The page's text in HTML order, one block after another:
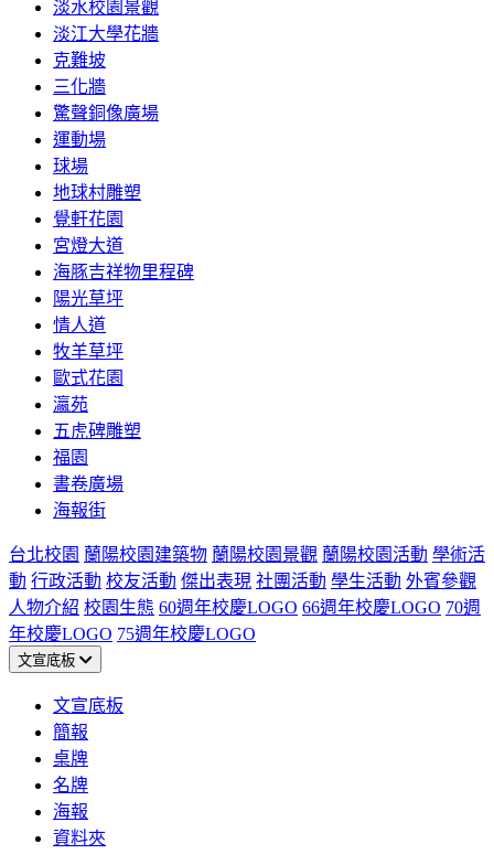
淡水校園景觀
淡江大學花牆
克難坡
三化牆
驚聲銅像廣場
運動場
球場
地球村雕塑
覺軒花園
宮燈大道
海豚吉祥物里程碑
陽光草坪
情人道
牧羊草坪
歐式花園
瀛苑
五虎碑雕塑
福園
書卷廣場
海報街
台北校園 蘭陽校園建築物 蘭陽校園景觀 蘭陽校園活動 學術活
動 行政活動 校友活動 傑出表現 社團活動 學生活動 外賓參觀
人物介紹 校園生態 60週年校慶LOGO 66週年校慶LOGO 70週
年校慶LOGO 75週年校慶LOGO
文宣底板
文宣底板
簡報
桌牌
名牌
海報
資料夾